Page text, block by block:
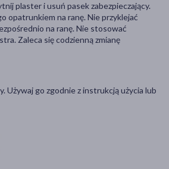
plaster i usuń pasek zabezpieczający.
opatrunkiem na ranę. Nie przyklejać
na ranę. Nie stosować
Zaleca się codzienną zmianę
Używaj go zgodnie z instrukcją użycia lub